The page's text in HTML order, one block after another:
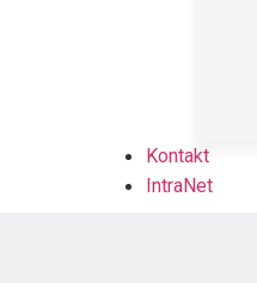
Kontakt
IntraNet